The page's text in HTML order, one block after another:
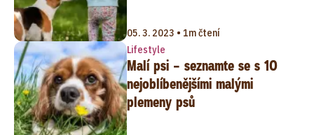
05. 3. 2023 • 1m čtení
Lifestyle
Malí psi – seznamte se s 10
nejoblíbenějšími malými
plemeny psů